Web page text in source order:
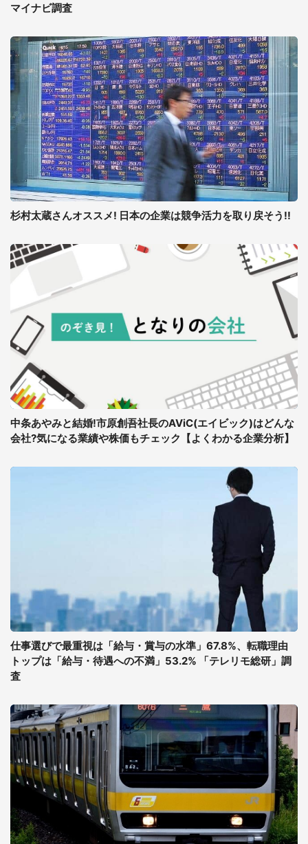
マイナビ調査
杉村太蔵さんオススメ! 日本の企業は競争活力を取り戻そう!!
中条あやみと結婚!市原創吾社長のAViC(エイビック)はどんな
会社?気になる業績や株価もチェック【よくわかる企業分析】
仕事選びで最重視は「給与・賞与の水準」67.8%、転職理由
トップは「給与・待遇への不満」53.2% 「テレリモ総研」調
査